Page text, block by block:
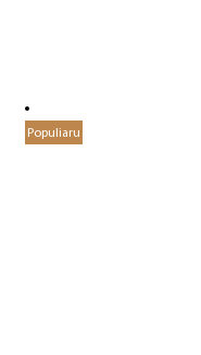
Populiaru